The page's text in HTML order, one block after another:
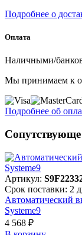
Подробнее о
Оплата
Наличными/
Мы принимаем к
Подробнее об
Артикул:
Срок поставки: 2
Автоматический
Systeme9
4 568 ₽